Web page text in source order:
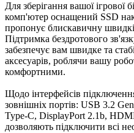
Для зберігання вашої ігрової
комп'ютер оснащений SSD
пропонує блискавичну
Підтримка бездротового
забезпечує вам швидке та
аксесуарів, роблячи вашу
комфортними.
Щодо інтерфейсів
зовнішніх портів: USB 3.2
Type-C, DisplayPort 2.1b,
дозволяють підключити всі